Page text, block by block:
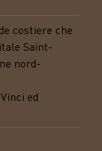
costiere che
Saint-
nord-
ed